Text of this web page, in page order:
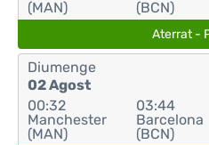
(MAN)
(BCN)
Aterrat -
Diumenge
02 Agost
00:32
Manchester
(MAN)
03:44
Barcelona
(BCN)